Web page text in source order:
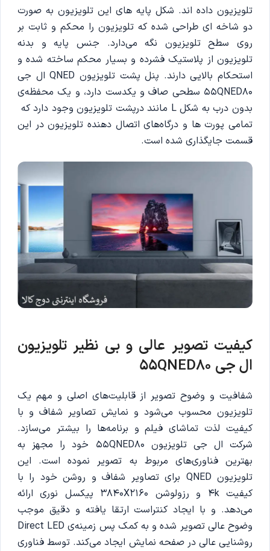
تلویزیون داده اند. شکل پایه های این تلویزیون به صورت
دو شاخه ای طراحی شده که تلویزیون را محکم و ثابت بر
روی سطح تلویزیون نگه می‌دارد. جنس پایه و بدنه
تلویزیون از پلاستیک فشرده و بسیار محکم ساخته شده و
استحکام بالایی دارند. پنل پشت تلویزیون QNED ال جی
55QNED80 سطحی صاف و یکدست دارد، و یک محفظه‌ی
بدون درب به شکل L مانند درپشت تلویزیون وجود دارد که
تمامی پورت ها و درگاه‌های اتصال دهنده تلویزیون در این
قسمت جایگذاری شده است.
کیفیت تصویر عالی و بی نظیر تلویزیون
ال جی 55QNED80
شفافیت و وضوح تصویر از قابلیت‌های اصلی و مهم یک
تلویزیون محسوب می‌شود و نمایش تصاویر شفاف و با
کیفیت لذت تماشای فیلم و برنامه‌ها را بیشتر می‌سازد.
شرکت ال جی تلویزیون 55QNED80 خود را مجهز به
بهترین فناوری‌های مربوط به تصویر نموده است. این
تلویزیون QNED برای تصاویر شفاف و روشن خود را با
کیفیت 4k و رزولوشن 3840X2160 پیکسل نوری ارائه
می‌دهد.‌ و با ایجاد کنتراست ارتقا یافته و دقیق موجب
وضوح عالی تصویر شده و به کمک پس زمینه‌ی Direct LED
روشنایی عالی در صفحه نمایش ایجاد می‌کند. توسط فناوری